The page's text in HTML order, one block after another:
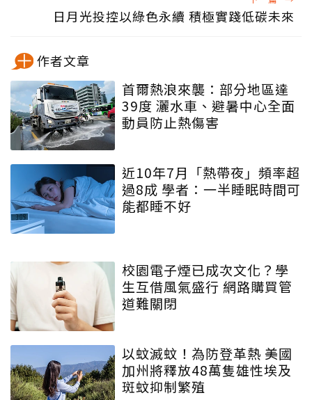
日月光投控以綠色永續 積極實踐低碳未來
作者文章
首爾熱浪來襲：部分地區達
39度 灑水車、避暑中心全面
動員防止熱傷害
近10年7月「熱帶夜」頻率超
過8成 學者：一半睡眠時間可
能都睡不好
校園電子煙已成次文化？學
生互借風氣盛行 網路購買管
道難關閉
以蚊滅蚊！為防登革熱 美國
加州將釋放48萬隻雄性埃及
斑蚊抑制繁殖